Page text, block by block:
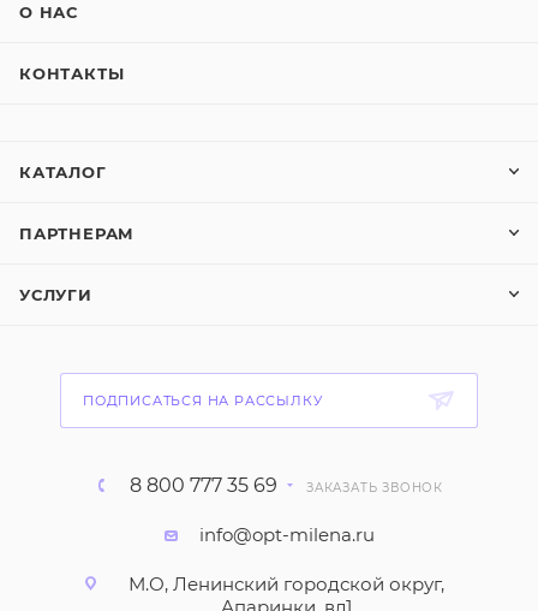
О НАС
КОНТАКТЫ
КАТАЛОГ
ПАРТНЕРАМ
УСЛУГИ
ПОДПИСАТЬСЯ НА РАССЫЛКУ
8 800 777 35 69 ЗАКАЗАТЬ ЗВОНОК
info@opt-milena.ru
М.О, Ленинский городской округ,